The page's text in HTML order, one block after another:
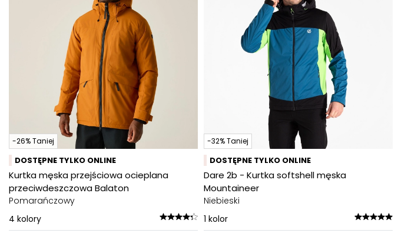
-26% Taniej
DOSTĘPNE TYLKO ONLINE
Kurtka męska przejściowa ocieplana
przeciwdeszczowa Balaton
Pomarańczowy
4 kolory
-32% Taniej
DOSTĘPNE TYLKO ONLINE
Dare 2b - Kurtka softshell męska
Mountaineer
Niebieski
1 kolor